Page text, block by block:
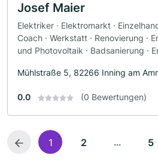
Josef Maier
Elektriker · Elektromarkt ·
Coach · Werkstatt · Renovierung ·
und Photovoltaik · Badsanierung ·
Mühlstraße 5, 82266 Inning am
0.0 (0 Bewertungen)
1 2 ... 5